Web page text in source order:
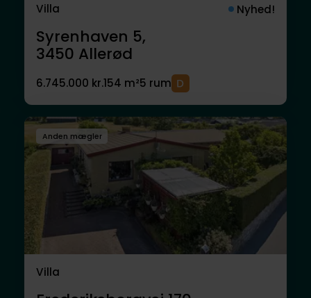
Villa Nyhed!
Syrenhaven 5,
3450 Allerød
6.745.000 kr.154 m²5 rum
Anden mægler
Villa